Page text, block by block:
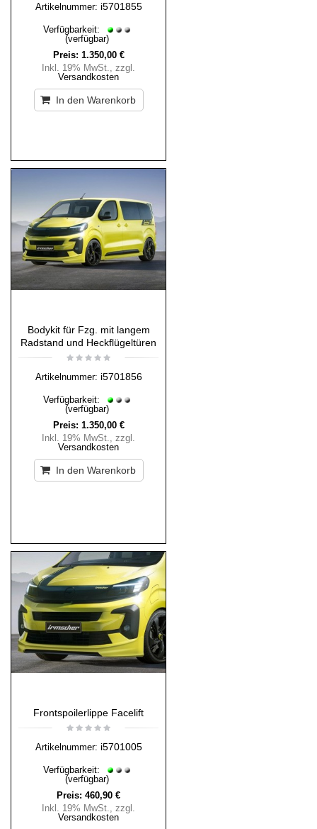
Artikelnummer: i5701855
Verfügbarkeit:
(verfügbar)
Preis: 1.350,00 €
Inkl. 19% MwSt., zzgl.
Versandkosten
In den Warenkorb
Bodykit für Fzg. mit langem
Radstand und Heckflügeltüren
Artikelnummer: i5701856
Verfügbarkeit:
(verfügbar)
Preis: 1.350,00 €
Inkl. 19% MwSt., zzgl.
Versandkosten
In den Warenkorb
Frontspoilerlippe Facelift
Artikelnummer: i5701005
Verfügbarkeit:
(verfügbar)
Preis: 460,90 €
Inkl. 19% MwSt., zzgl.
Versandkosten